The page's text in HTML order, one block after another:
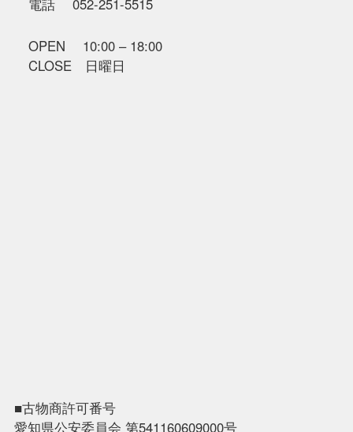
電話 052-251-5515
OPEN 10:00 – 18:00
CLOSE 日曜日
■古物商許可番号
愛知県公安委員会 第541160609000号